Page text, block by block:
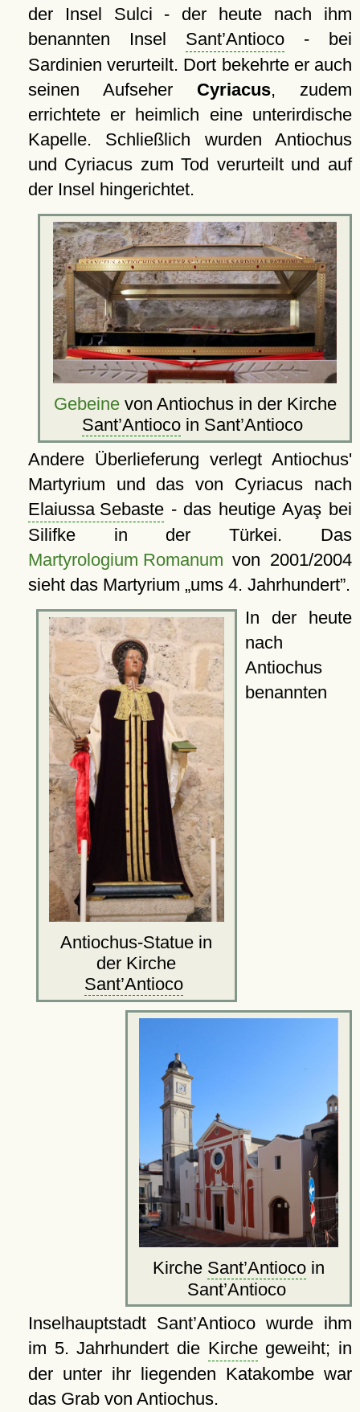
der Insel Sulci - der heute nach ihm
benannten Insel Sant’Antioco- bei
Sardinien verurteilt. Dort bekehrte er auch
seinen Aufseher Cyriacus, zudem
errichtete er heimlich eine unterirdische
Kapelle. Schließlich wurden Antiochus
und Cyriacus zum Tod verurteilt und auf
der Insel hingerichtet.
Gebeinevon Antiochus in der Kirche
Sant’Antioco in Sant’Antioco
Andere Überlieferung verlegt Antiochus'
Martyrium und das von Cyriacus nach
Elaiussa Sebaste- das heutige Ayaş bei
Silifke in der Türkei. Das
Martyrologium Romanum von 2001/2004
sieht das Martyrium ums 4. Jahrhundert .
Antiochus-Statue in
der Kirche
Sant’Antioco
Kirche Sant’Antioco in
Sant’Antioco
In der heute
nach
Antiochus
benannten
Inselhauptstadt Sant’Antioco wurde ihm
im 5. Jahrhundert die Kirchegeweiht; in
der unter ihr liegenden Katakombe war
das Grab von Antiochus.